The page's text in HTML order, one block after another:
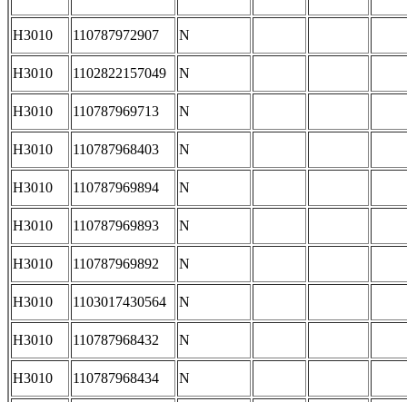
H3010 110787972907 N
H3010 1102822157049 N
H3010 110787969713 N
H3010 110787968403 N
H3010 110787969894 N
H3010 110787969893 N
H3010 110787969892 N
H3010 1103017430564 N
H3010 110787968432 N
H3010 110787968434 N